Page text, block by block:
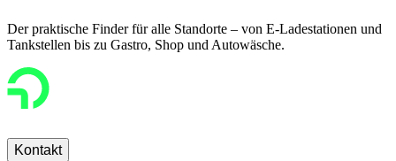
Der praktische Finder für alle Standorte – von E-Ladestationen und
Tankstellen bis zu Gastro, Shop und Autowäsche.
Kontakt